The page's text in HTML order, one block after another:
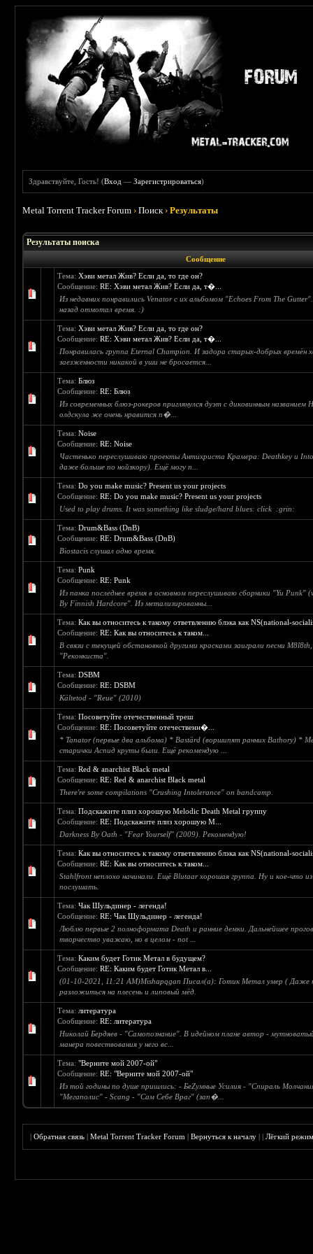
Здравствуйте, Гость! (Вход —Зарегистрироваться)
Metal Torrent Tracker Forum ›Поиск ›Результаты
Результаты поиска
Сообщение
Тема:Хэви метал Жив? Если да, то где он?
Сообщение:RE: Хэви метал Жив? Если да, т�...
Из недавних понравились Venator с их альбомом "Echoes From The
назад отмотал время. :)
Тема:Хэви метал Жив? Если да, то где он?
Сообщение:RE: Хэви метал Жив? Если да, т�...
Понравилась группа Eternal Champion. И задора cтарых-добрых времён
заезженности никакой в уши не бросается...
Тема:Блюз
Сообщение:RE: Блюз
Из современных блюз-рокеров приглянулся дуэт с диковинным названием
олдскула же очень нравится п�...
Тема:Noise
Сообщение:RE: Noise
Частенько переслушиваю проекты Антихриста Крамера: Deathkey и
даже больше по нойзкору). Ещё могу п...
Тема:Do you make music? Present us your projects
Сообщение:RE: Do you make music? Present us your projects
Used to play drums. It was something like sludge/hard blues: click :grin:
Тема:Drum&Bass (DnB)
Сообщение:RE: Drum&Bass (DnB)
Biostacis слушал одно время.
Тема:Punk
Сообщение:RE: Punk
Из панка последнее время в основном переслушиваю сборники "Yu
By Finnish Hardcore". Из метализированны...
Тема:Как вы относитесь к такому ответвлению блэка как NS(national-
Сообщение:RE: Как вы относитесь к таком...
В связи с текущей обстановкой другими красками заиграли песни
"Реконкиста".
Тема:DSBM
Сообщение:RE: DSBM
Kältetod - "Reue" (2010)
Тема:Посоветуйте отечественный треш
Сообщение:RE: Посоветуйте отечественн�...
* Tanator (первые два альбома) * Bastärd (воршипят ранних Bathory) *
старички Аспид круты были. Ещё рекомендую ...
Тема:Red & anarchist Black metal
Сообщение:RE: Red & anarchist Black metal
There're some compilations "Crushing Intolerance" on bandcamp.
Тема:Подскажите плиз хорошую Melodic Death Metal группу
Сообщение:RE: Подскажите плиз хорошую M...
Darkness By Oath - "Fear Yourself" (2009). Рекомендую!
Тема:Как вы относитесь к такому ответвлению блэка как NS(national-
Сообщение:RE: Как вы относитесь к таком...
Stahlfront неплохо начинали. Ещё Blutaar хорошая группа. Ну и кое-что
послушать.
Тема:Чак Шульдинер - легенда!
Сообщение:RE: Чак Шульдинер - легенда!
Люблю первые 2 полноформата Death и ранние демки. Дальнейшее
творчество уважаю, но в целом - not ...
Тема:Каким будет Готик Метал в будущем?
Сообщение:RE: Каким будет Готик Метал в...
(01-10-2021, 11:21 AM)Mishapqgan Писал(а): Готик Метал умер ( Даже
разложиться на плесень и липовый мёд.
Тема: литература
Сообщение:RE: литература
Николай Бердяев - "Самопознание". В идейном плане автор -
манера повествования у него вс...
Тема:"Верните мой 2007-ой"
Сообщение:RE: "Верните мой 2007-ой"
Из той годины по душе пришлись: - БеZумные Усилия - "Спираль
"Мегаполис" - Scang - "Сам Себе Враг" (зап�...
|Обратная связь |Metal Torrent Tracker Forum |Вернуться к началу ||Лёгкий